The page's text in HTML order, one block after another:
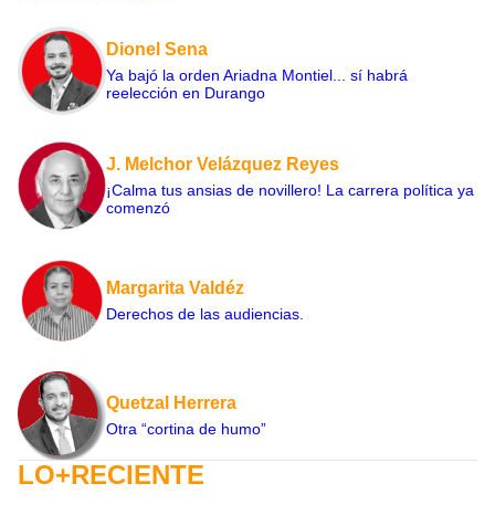
Dionel Sena
Ya bajó la orden Ariadna Montiel... sí habrá
reelección en Durango
J. Melchor Velázquez Reyes
¡Calma tus ansias de novillero! La carrera política ya
comenzó
Margarita Valdéz
Derechos de las audiencias.
Quetzal Herrera
Otra “cortina de humo”
LO+RECIENTE